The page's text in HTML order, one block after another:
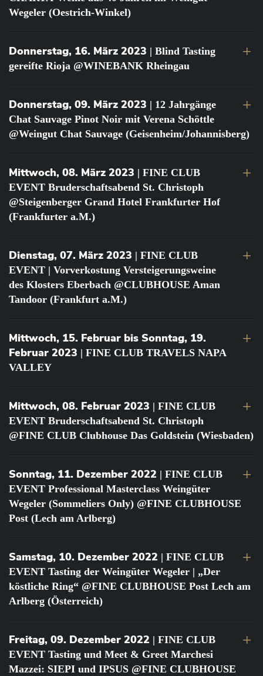
Wegeler (Oestrich-Winkel)
Donnerstag, 16. März 2023 | Blind Tasting
gereifte Rioja @WINEBANK Rheingau
Donnerstag, 09. März 2023 | 12 Jahrgänge
Chat Sauvage Pinot Noir mit Verena Schöttle
@Weingut Chat Sauvage (Geisenheim/Johannisberg)
Mittwoch, 08. März 2023 | FINE CLUB
EVENT Bruderschaftsabend St. Christoph
@Steigenberger Grand Hotel Frankfurter Hof
(Frankfurter a.M.)
Dienstag, 07. März 2023 | FINE CLUB
EVENT | Vorverkostung Versteigerungsweine
des Klosters Eberbach @CLUBHOUSE Aman
Tandoor (Frankfurt a.M.)
Mittwoch, 15. Februar bis Sonntag, 19.
Februar 2023 | FINE CLUB TRAVELS NAPA
VALLEY
Mittwoch, 08. Februar 2023 | FINE CLUB
EVENT Bruderschaftsabend St. Christoph
@FINE CLUB Clubhouse Das Goldstein (Wiesbaden)
Sonntag, 11. Dezember 2022 | FINE CLUB
EVENT Professional Masterclass Weingüter
Wegeler (Sommeliers Only) @FINE CLUBHOUSE
Post (Lech am Arlberg)
Samstag, 10. Dezember 2022 | FINE CLUB
EVENT Tasting der Weingüter Wegeler | „Der
köstliche Ring“ @FINE CLUBHOUSE Post Lech am
Arlberg (Österreich)
Freitag, 09. Dezember 2022 | FINE CLUB
EVENT Tasting und Meet & Greet Marchesi
Mazzei: SIEPI und IPSUS @FINE CLUBHOUSE